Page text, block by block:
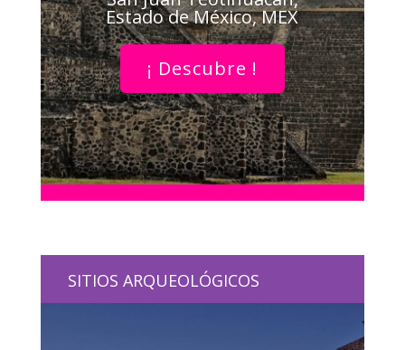
Estado de México, MEX
¡ Descubre !
SITIOS ARQUEOLÓGICOS